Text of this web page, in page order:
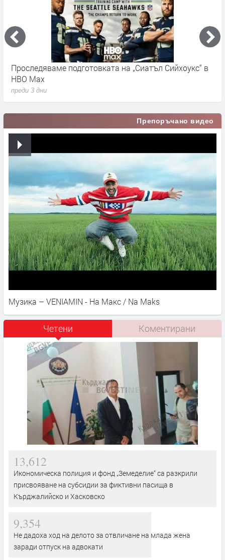
Проследяваме подготовката на „Сиатъл Сийхоукс“ в
HBO Max
преди 3 дни
Препоръчано видео
Музика – VENIAMIN - На Макс / Na Maks
Четени Коментирани
13,612
Икономическа полиция и фонд „Земеделие“ са разкрили
присвояване на субсидии за фиктивни пасища в
Кърджалийско и Хасковско
9,354
Не дадоха ход на делото за отвличане на млада жена
заради отпуск на адвокати